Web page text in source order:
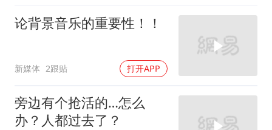
论背景音乐的重要性！！
新媒体 2跟贴 打开APP
旁边有个抢活的…怎么
办？人都过去了？